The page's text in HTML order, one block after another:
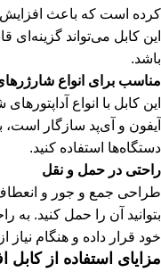
کرده است که باعث افزایش
این کابل می‌تواند گزینه‌ای
باشد.
مناسب برای انواع
این کابل با انواع
آیفون و آی‌پد سازگار است،
دستگاه‌ها استفاده کنید.
راحتی در حمل و نقل
طراحی جمع و جور و
بتوانید آن را حمل کنید. به
خود قرار داده و هنگام نیاز
مزایای استفاده از